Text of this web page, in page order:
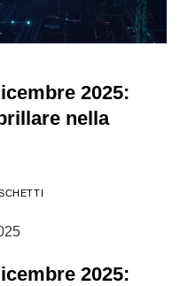
2025:
nella
2025: